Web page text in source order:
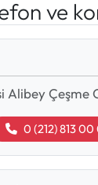
ve
Alibey Çeşme
0 (212) 813 00